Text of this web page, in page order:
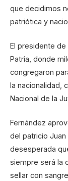
que decidimos
patriótica y
El presidente de
Patria, donde
congregaron
la nacionalidad,
Nacional de la
Fernández
del patricio Juan
desesperada
siempre será la
sellar con